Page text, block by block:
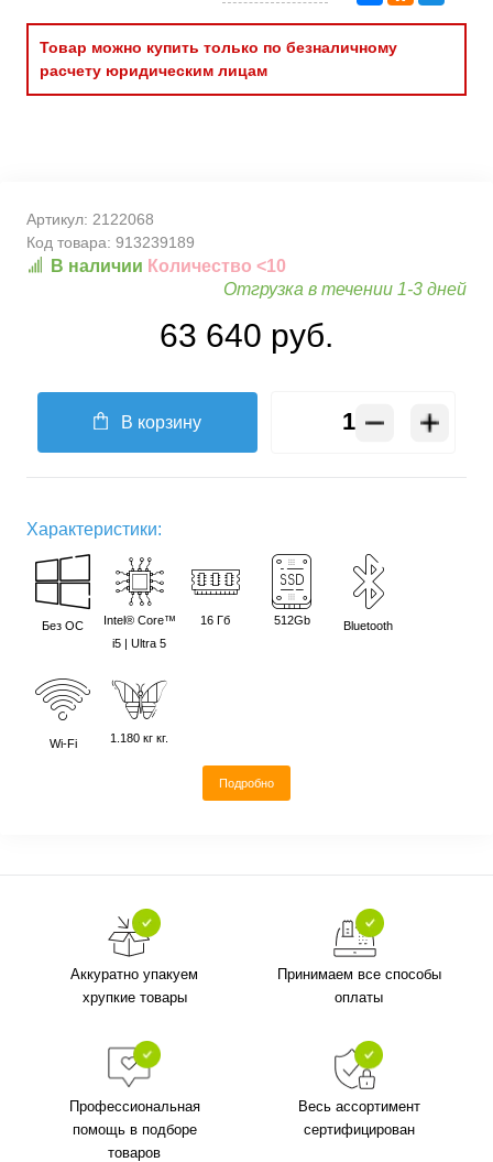
Товар можно купить только по безналичному
расчету юридическим лицам
Артикул: 2122068
Код товара: 913239189
В наличии Количество <10
Отгрузка в течении 1-3 дней
63 640 руб.
В корзину
Характеристики:
Без ОС
Intel® Core™
i5 | Ultra 5
16 Гб 512Gb Bluetooth
Wi-Fi 1.180 кг кг.
Подробно
Аккуратно упакуем
хрупкие товары
Принимаем все способы
оплаты
Профессиональная
помощь в подборе
товаров
Весь ассортимент
сертифицирован